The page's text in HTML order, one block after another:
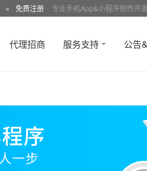
● 免费注册 专业手机App&小程序制作开
代理招商 服务支持 公告